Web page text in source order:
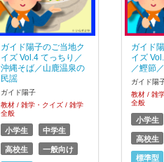
ガイド陽子のご当地ク
イズ Vol.4 てっちり／
沖縄そば／山鹿温泉の
民謡
ガイド陽子
教材 / 雑学・クイズ / 雑学
全般
小学生 中学生
高校生 一般向け
ガイド
イズ
／鰹節
ガイド陽
教材 / 雑
全般
小学生
高校生
標準型